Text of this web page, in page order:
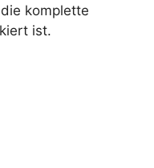
komplette
ist.